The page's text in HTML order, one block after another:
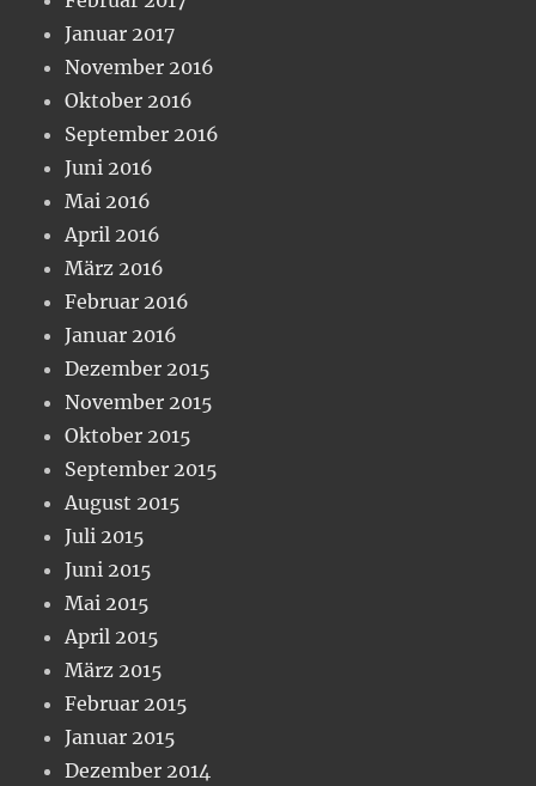
Januar 2017
November 2016
Oktober 2016
September 2016
Juni 2016
Mai 2016
April 2016
März 2016
Februar 2016
Januar 2016
Dezember 2015
November 2015
Oktober 2015
September 2015
August 2015
Juli 2015
Juni 2015
Mai 2015
April 2015
März 2015
Februar 2015
Januar 2015
Dezember 2014